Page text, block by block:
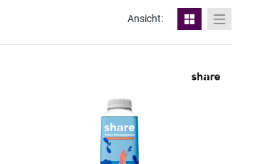
Ansicht: